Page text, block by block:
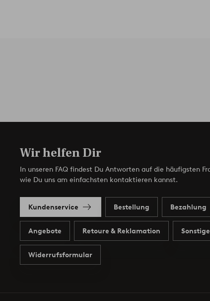
Wir helfen Dir
In unseren FAQ findest Du Antworten auf die häufigsten
wie Du uns am einfachsten kontaktieren kannst.
Kundenservice Bestellung Bezahlung
Angebote Retoure & Reklamation
Widerrufsformular